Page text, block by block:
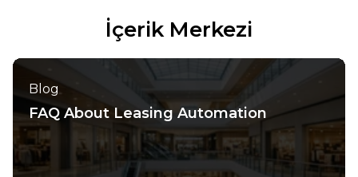
İçerik Merkezi
Blog
FAQ About Leasing Automation